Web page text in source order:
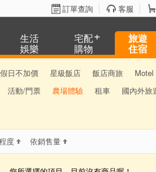
訂單查詢 客服
生活
娛樂
宅配
購物
旅遊
住宿
假日不加價 星級飯店 飯店商旅 Motel
活動/門票 農場體驗 租車 國內外旅
度 依銷售量